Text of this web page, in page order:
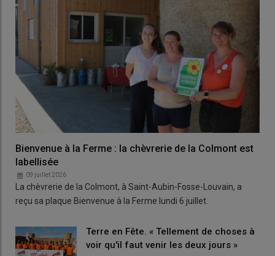
Bienvenue à la Ferme : la chèvrerie de la Colmont est
labellisée
09 juillet 2026
La chèvrerie de la Colmont, à Saint-Aubin-Fosse-Louvain, a
reçu sa plaque Bienvenue à la Ferme lundi 6 juillet.
Terre en Fête. « Tellement de choses à
voir qu'il faut venir les deux jours »